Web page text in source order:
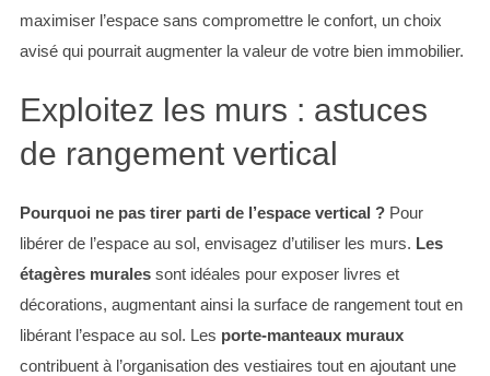
maximiser l’espace sans compromettre le confort, un choix
avisé qui pourrait augmenter la valeur de votre bien immobilier.
Exploitez les murs : astuces
de rangement vertical
Pourquoi ne pas tirer parti de l’espace vertical ?Pour
libérer de l’espace au sol, envisagez d’utiliser les murs. Les
étagères muralessont idéales pour exposer livres et
décorations, augmentant ainsi la surface de rangement tout en
libérant l’espace au sol. Les porte-manteaux muraux
contribuent à l’organisation des vestiaires tout en ajoutant une